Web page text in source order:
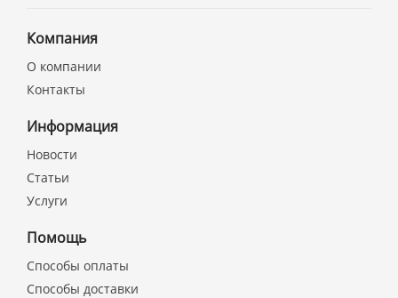
Компания
О компании
Контакты
Информация
Новости
Статьи
Услуги
Помощь
Способы оплаты
Способы доставки